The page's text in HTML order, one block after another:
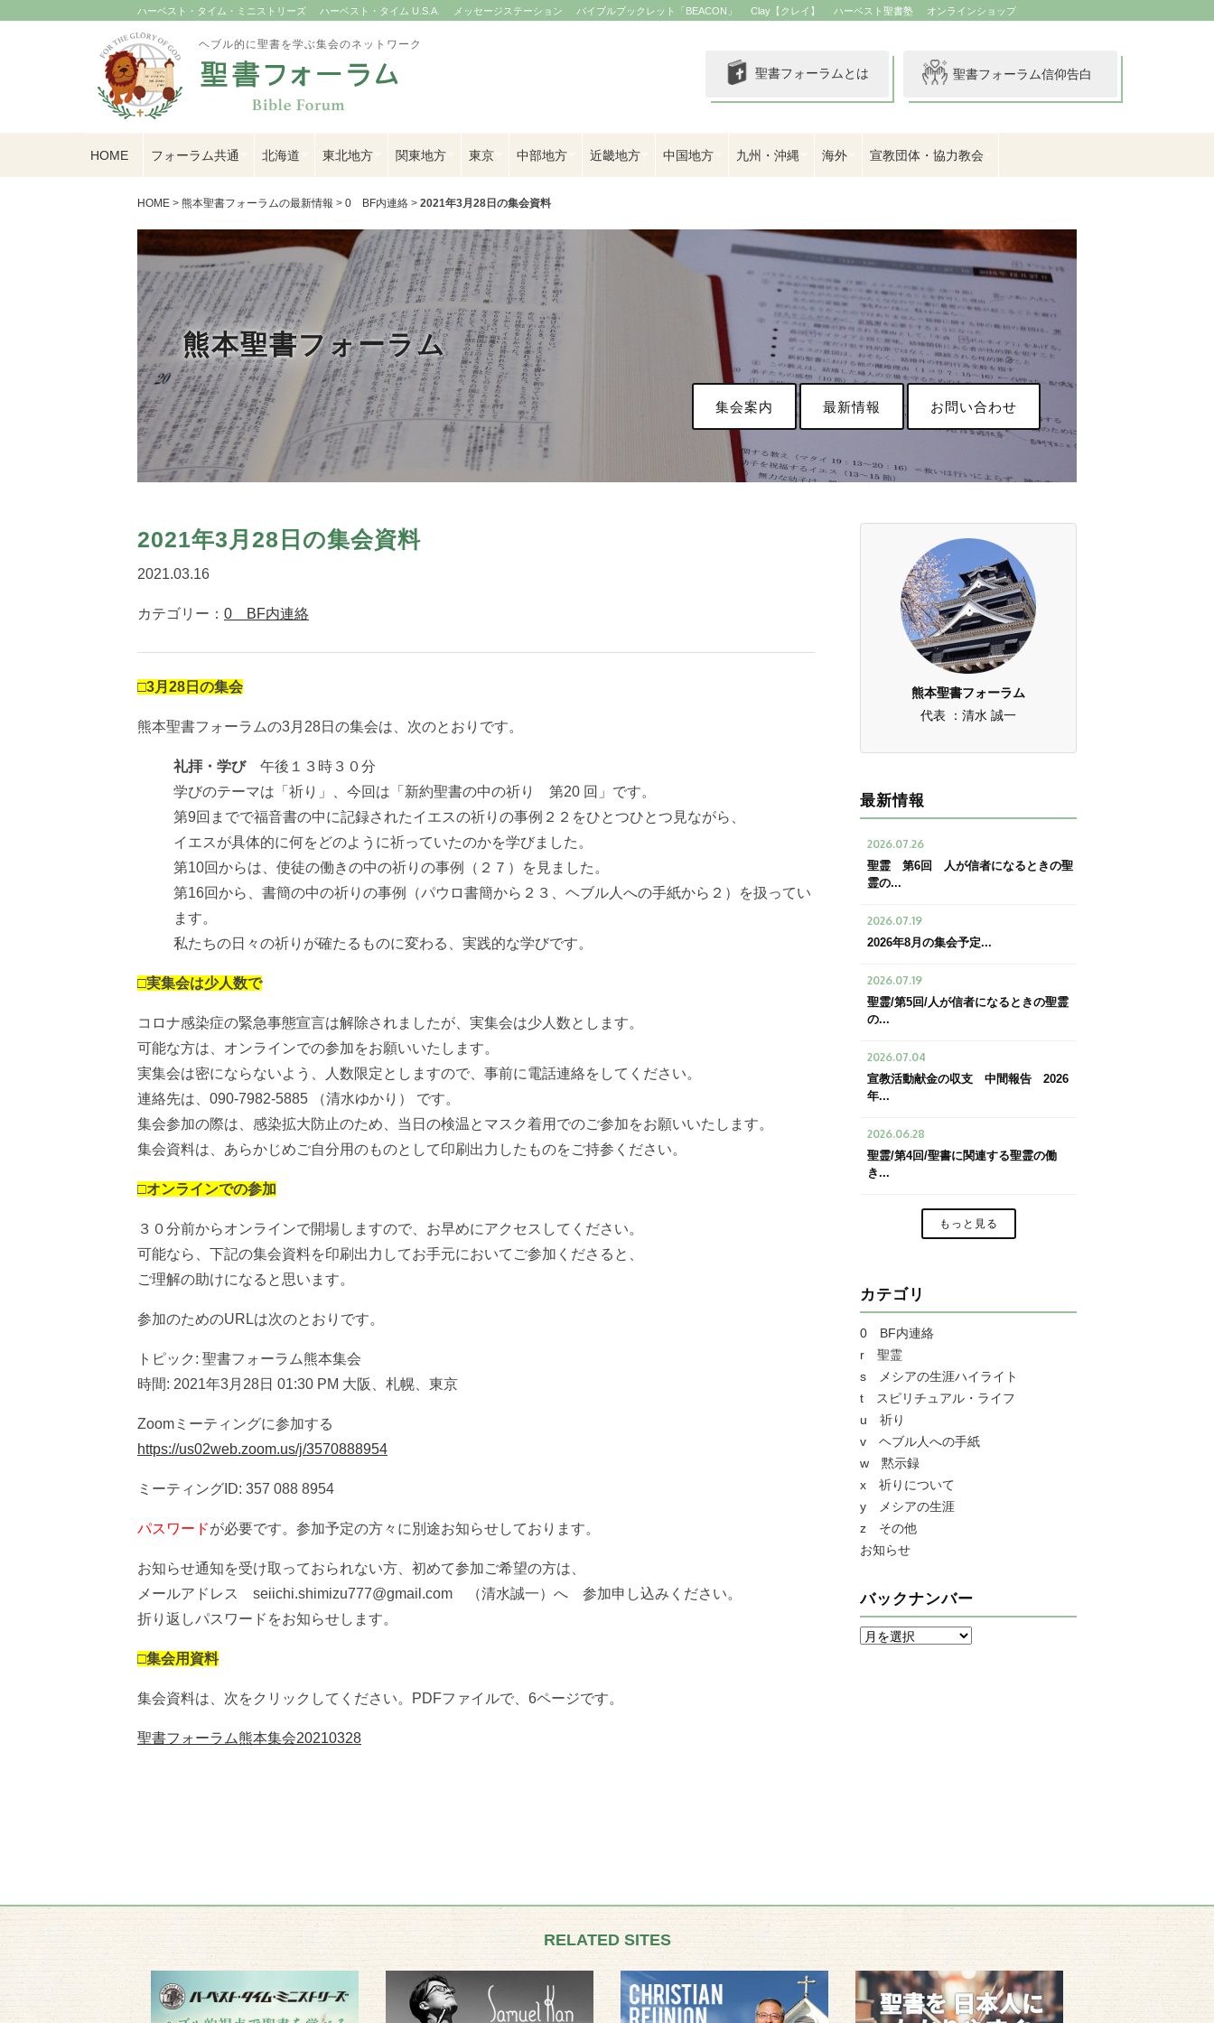
ハーベスト・タイム・ミニストリーズ ハーベスト・タイム U.S.A. メッセージステーション バイブルブックレット「BEACON」 Clay【クレイ】 ハーベスト聖書塾 オンラインショップ
ヘブル的に聖書を学ぶ集会のネットワーク
聖書フォーラム信仰告白
聖書フォーラムとは
HOME フォーラム共通 北海道 東北地方 関東地方 東京 中部地方 近畿地方 中国地方 九州・沖縄 海外 宣教団体・協力教会
HOME > 熊本聖書フォーラムの最新情報 > 0 BF内連絡 > 2021年3月28日の集会資料
熊本聖書フォーラム
集会案内 最新情報 お問い合わせ
2021年3月28日の集会資料
2021.03.16
カテゴリー： 0 BF内連絡
□3月28日の集会
熊本聖書フォーラムの3月28日の集会は、次のとおりです。
礼拝・ 学び午後１３時３０分
学びのテーマは「祈り」、今回は「新約聖書の中の祈り 第20 回」です。
第9回までで福音書の中に記録されたイエスの祈りの事例２２をひとつひとつ見ながら、
イエスが具体的に何をどのように祈っていたのかを学びました。
第10回からは、使徒の働きの中の祈りの事例（２７）を見ました。
第16回から、書簡の中の祈りの事例（パウロ書簡から２３、ヘブル人への手紙から２）を扱ってい
ます。
私たちの日々の祈りが確たるものに変わる、実践的な学びです。
□実集会は少人数で
コロナ感染症の緊急事態宣言は解除されましたが、実集会は少人数とします。
可能な方は、オンラインでの参加をお願いいたします。
実集会は密にならないよう、人数限定としますので、事前に電話連絡をしてください。
連絡先は、090-7982-5885 （清水ゆかり） です。
集会参加の際は、感染拡大防止のため、当日の検温とマスク着用でのご参加をお願いいたします。
集会資料は、あらかじめご自分用のものとして印刷出力したものをご持参ください。
□オンラインでの参加
３０分前からオンラインで開場しますので、お早めにアクセスしてください。
可能なら、下記の集会資料を印刷出力してお手元においてご参加くださると、
ご理解の助けになると思います。
参加のためのURLは次のとおりです。
トピック: 聖書フォーラム熊本集会
時間: 2021年3月28日 01:30 PM 大阪、札幌、東京
Zoomミーティングに参加する
https://us02web.zoom.us/j/3570888954
ミーティングID: 357 088 8954
パスワードが必要です。参加予定の方々に別途お知らせしております。
お知らせ通知を受け取っておられない方、初めて参加ご希望の方は、
メールアドレス seiichi.shimizu777@gmail.com （清水誠一）へ 参加申し込みください。
折り返しパスワードをお知らせします。
□集会用資料
集会資料は、次をクリックしてください。PDFファイルで、6ページです。
聖書フォーラム熊本集会20210328
熊本聖書フォーラム
代表 ：清水 誠一
最新情報
2026.07.26
聖霊 第6回 人が信者になるときの聖
霊の...
2026.07.19
2026年8月の集会予定...
2026.07.19
聖霊/第5回/人が信者になるときの聖霊
の...
2026.07.04
宣教活動献金の収支 中間報告 2026
年...
2026.06.28
聖霊/第4回/聖書に関連する聖霊の働
き...
もっと見る
カテゴリ
0 BF内連絡
r 聖霊
s メシアの生涯ハイライト
t スピリチュアル・ライフ
u 祈り
v ヘブル人への手紙
w 黙示録
x 祈りについて
y メシアの生涯
z その他
お知らせ
バックナンバー
RELATED SITES